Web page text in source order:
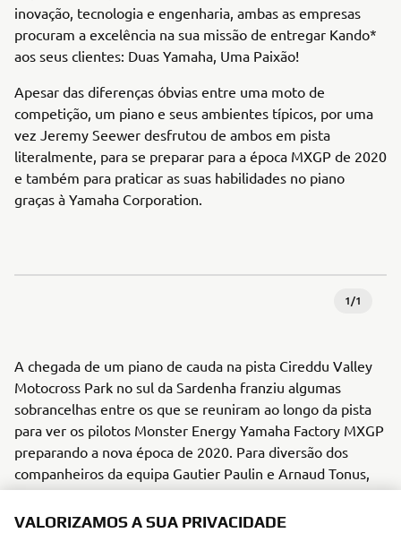
inovação, tecnologia e engenharia, ambas as empresas
procuram a excelência na sua missão de entregar Kando*
aos seus clientes: Duas Yamaha, Uma Paixão!
Apesar das diferenças óbvias entre uma moto de
competição, um piano e seus ambientes típicos, por uma
vez Jeremy Seewer desfrutou de ambos em pista
literalmente, para se preparar para a época MXGP de 2020
e também para praticar as suas habilidades no piano
graças à Yamaha Corporation.
1/1
A chegada de um piano de cauda na pista Cireddu Valley
Motocross Park no sul da Sardenha franziu algumas
sobrancelhas entre os que se reuniram ao longo da pista
para ver os pilotos Monster Energy Yamaha Factory MXGP
preparando a nova época de 2020. Para diversão dos
companheiros da equipa Gautier Paulin e Arnaud Tonus,
Jeremy Seewer imediatamente estacionou a sua Yamaha
YZF450FM e aproveitou a rara oportunidade de praticar as
VALORIZAMOS A SUA PRIVACIDADE